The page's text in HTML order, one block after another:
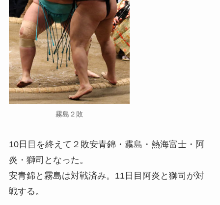
霧島２敗
10日目を終えて２敗安青錦・霧島・熱海富士・阿
炎・獅司となった。
安青錦と霧島は対戦済み。11日目阿炎と獅司が対
戦する。